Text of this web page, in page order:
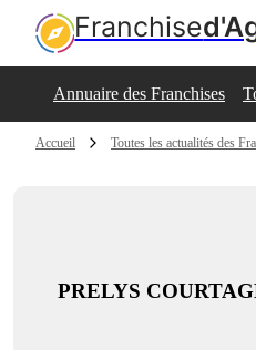
Franchise
Annuaire des Franchises
Accueil Toutes les actualités des
PRELYS